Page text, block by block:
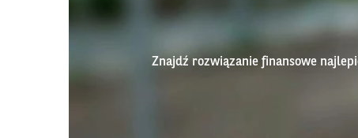
Znajdź rozwiązanie finansowe